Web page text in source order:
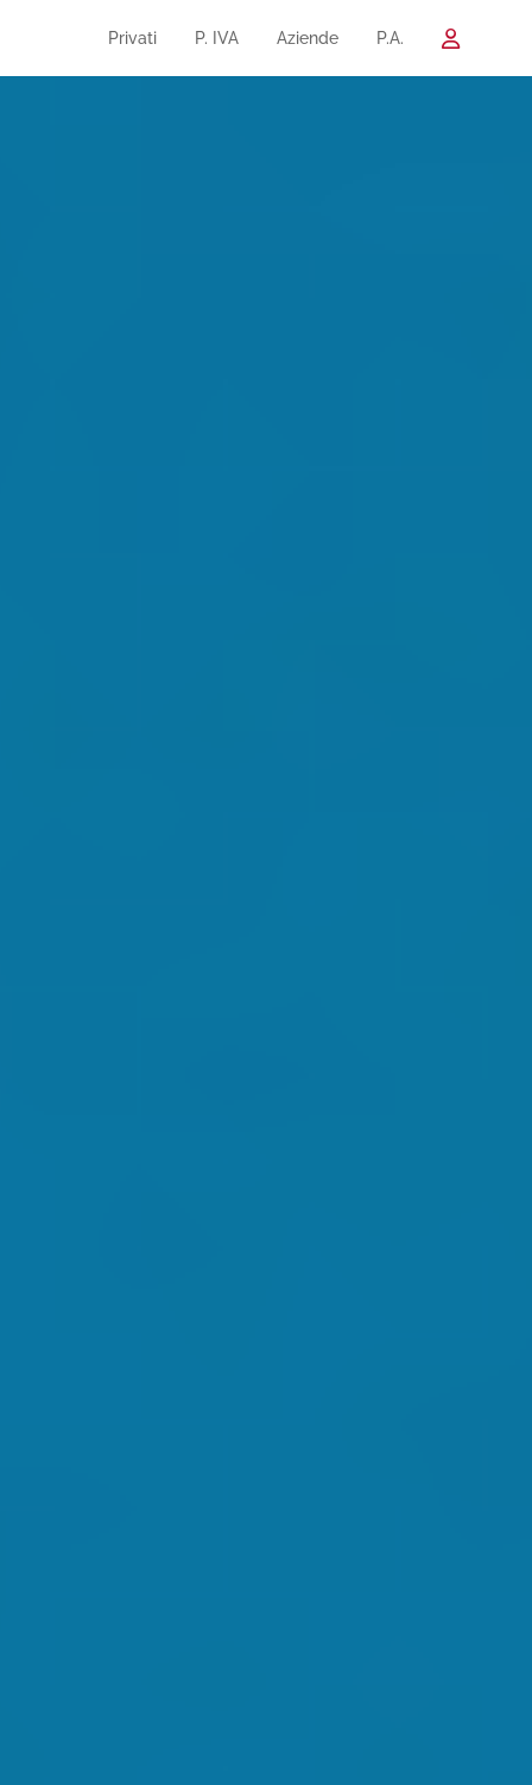
Privati P. IVA Aziende P.A.